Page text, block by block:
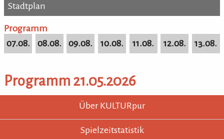
Stadtplan
Stadtplan
Programm
07.08.
08.08. 09.08. 10.08. 11.08. 12.08. 13.08.
Programm 21.05.2026
KULTURpur - wissen wo was läuft.
KULTURpur FooterÜber KULTURpur
Spielzeitstatistik